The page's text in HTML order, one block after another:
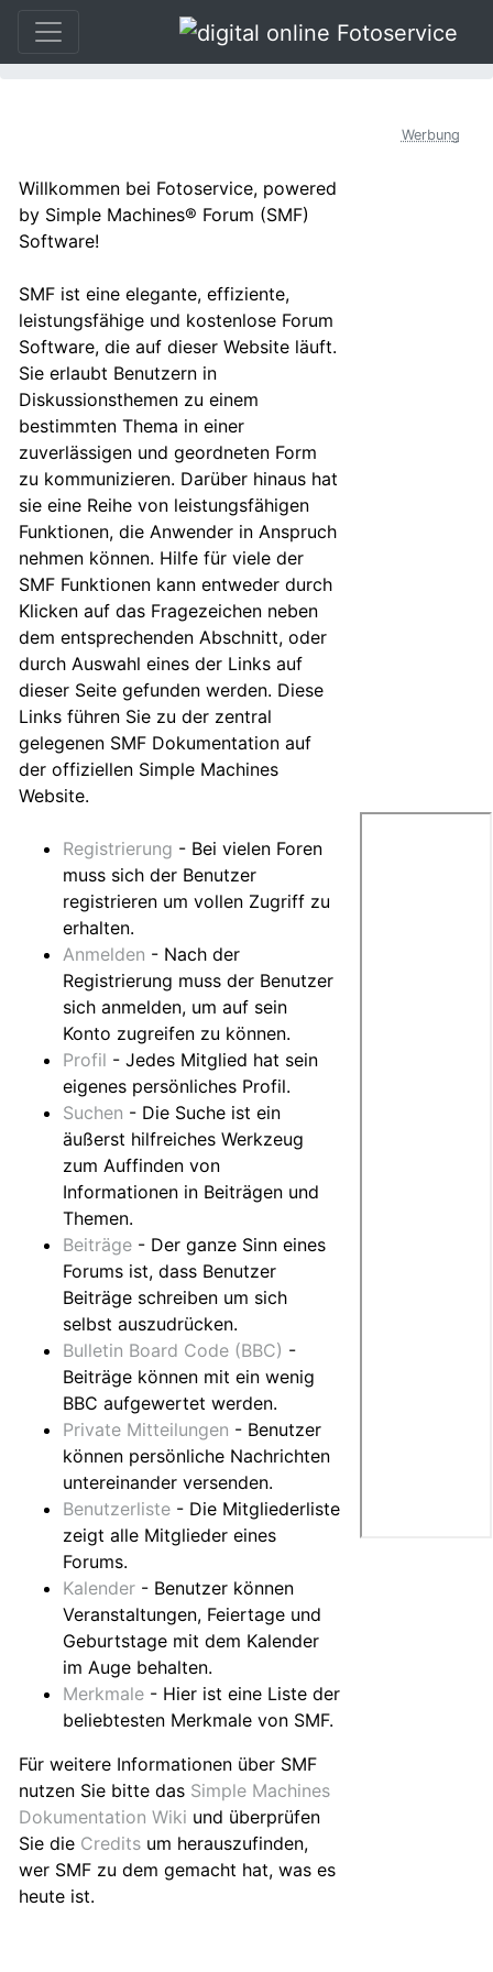
Willkommen bei Fotoservice, powered
by Simple Machines® Forum (SMF)
Software!
SMF ist eine elegante, effiziente,
leistungsfähige und kostenlose Forum
Software, die auf dieser Website läuft.
Sie erlaubt Benutzern in
Diskussionsthemen zu einem
bestimmten Thema in einer
zuverlässigen und geordneten Form
zu kommunizieren. Darüber hinaus hat
sie eine Reihe von leistungsfähigen
Funktionen, die Anwender in Anspruch
nehmen können. Hilfe für viele der
SMF Funktionen kann entweder durch
Klicken auf das Fragezeichen neben
dem entsprechenden Abschnitt, oder
durch Auswahl eines der Links auf
dieser Seite gefunden werden. Diese
Links führen Sie zu der zentral
gelegenen SMF Dokumentation auf
der offiziellen Simple Machines
Website.
Registrierung - Bei vielen Foren
muss sich der Benutzer
registrieren um vollen Zugriff zu
erhalten.
Anmelden - Nach der
Registrierung muss der Benutzer
sich anmelden, um auf sein
Konto zugreifen zu können.
Profil - Jedes Mitglied hat sein
eigenes persönliches Profil.
Suchen - Die Suche ist ein
äußerst hilfreiches Werkzeug
zum Auffinden von
Informationen in Beiträgen und
Themen.
Beiträge - Der ganze Sinn eines
Forums ist, dass Benutzer
Beiträge schreiben um sich
selbst auszudrücken.
Bulletin Board Code (BBC) -
Beiträge können mit ein wenig
BBC aufgewertet werden.
Private Mitteilungen - Benutzer
können persönliche Nachrichten
untereinander versenden.
Benutzerliste - Die Mitgliederliste
zeigt alle Mitglieder eines
Forums.
Kalender - Benutzer können
Veranstaltungen, Feiertage und
Geburtstage mit dem Kalender
im Auge behalten.
Merkmale - Hier ist eine Liste der
beliebtesten Merkmale von SMF.
Für weitere Informationen über SMF
nutzen Sie bitte das Simple Machines
Dokumentation Wiki und überprüfen
Sie die Credits um herauszufinden,
wer SMF zu dem gemacht hat, was es
heute ist.
Werbung